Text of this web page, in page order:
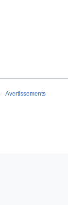
Avertissements